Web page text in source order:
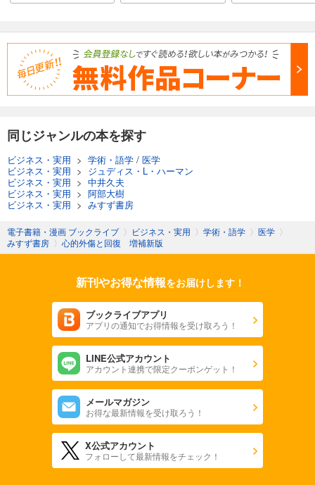
同じジャンルの本を探す
ビジネス・実用 > 学術・語学 / 医学
ビジネス・実用 > ジュディス・L・ハーマン
ビジネス・実用 > 中井久夫
ビジネス・実用 > 阿部大樹
ビジネス・実用 > みすず書房
電子書籍・漫画 ブックライブ 〉 ビジネス・実用 〉 学術・語学 〉 医学 〉
みすず書房 〉 心的外傷と回復 増補新版
新刊やお得な情報をお届けします！
ブックライブアプリ
アプリの通知でお得情報を受け取ろう！
LINE公式アカウント
アカウント連携で限定クーポンゲット！
メールマガジン
お得な最新情報を受け取ろう！
X公式アカウント
フォローして最新情報をチェック！